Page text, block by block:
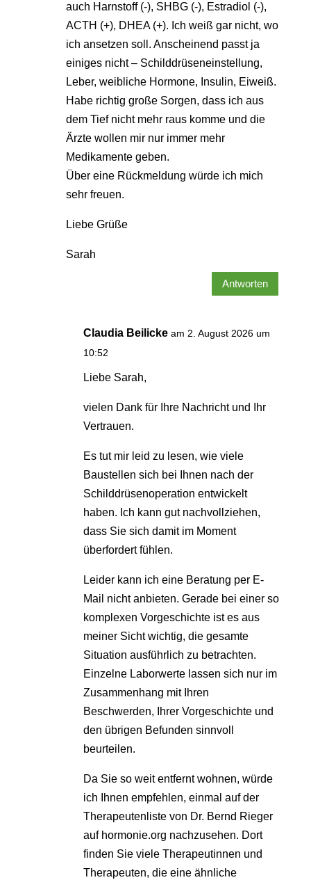
auch Harnstoff (-), SHBG (-), Estradiol (-),
ACTH (+), DHEA (+). Ich weiß gar nicht, wo
ich ansetzen soll. Anscheinend passt ja
einiges nicht – Schilddrüseneinstellung,
Leber, weibliche Hormone, Insulin, Eiweiß.
Habe richtig große Sorgen, dass ich aus
dem Tief nicht mehr raus komme und die
Ärzte wollen mir nur immer mehr
Medikamente geben.
Über eine Rückmeldung würde ich mich
sehr freuen.
Liebe Grüße
Sarah
Antworten
Claudia Beilicke am 2. August 2026 um
10:52
Liebe Sarah,
vielen Dank für Ihre Nachricht und Ihr
Vertrauen.
Es tut mir leid zu lesen, wie viele
Baustellen sich bei Ihnen nach der
Schilddrüsenoperation entwickelt
haben. Ich kann gut nachvollziehen,
dass Sie sich damit im Moment
überfordert fühlen.
Leider kann ich eine Beratung per E-
Mail nicht anbieten. Gerade bei einer so
komplexen Vorgeschichte ist es aus
meiner Sicht wichtig, die gesamte
Situation ausführlich zu betrachten.
Einzelne Laborwerte lassen sich nur im
Zusammenhang mit Ihren
Beschwerden, Ihrer Vorgeschichte und
den übrigen Befunden sinnvoll
beurteilen.
Da Sie so weit entfernt wohnen, würde
ich Ihnen empfehlen, einmal auf der
Therapeutenliste von Dr. Bernd Rieger
auf hormonie.org nachzusehen. Dort
finden Sie viele Therapeutinnen und
Therapeuten, die eine ähnliche